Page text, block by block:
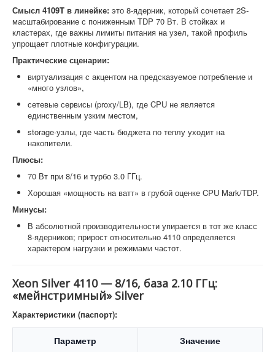
Смысл 4109T в линейке: это 8-ядерник, который сочетает 2S-
масштабирование с пониженным TDP 70 Вт. В стойках и
кластерах, где важны лимиты питания на узел, такой профиль
упрощает плотные конфигурации.
Практические сценарии:
виртуализация с акцентом на предсказуемое потребление и
«много узлов»,
сетевые сервисы (proxy/LB), где CPU не является
единственным узким местом,
storage-узлы, где часть бюджета по теплу уходит на
накопители.
Плюсы:
70 Вт при 8/16 и турбо 3.0 ГГц.
Хорошая «мощность на ватт» в грубой оценке CPU Mark/TDP.
Минусы:
В абсолютной производительности упирается в тот же класс
8-ядерников; прирост относительно 4110 определяется
характером нагрузки и режимами частот.
Xeon Silver 4110 — 8/16, база 2.10 ГГц:
«мейнстримный» Silver
Характеристики (паспорт):
Параметр Значение